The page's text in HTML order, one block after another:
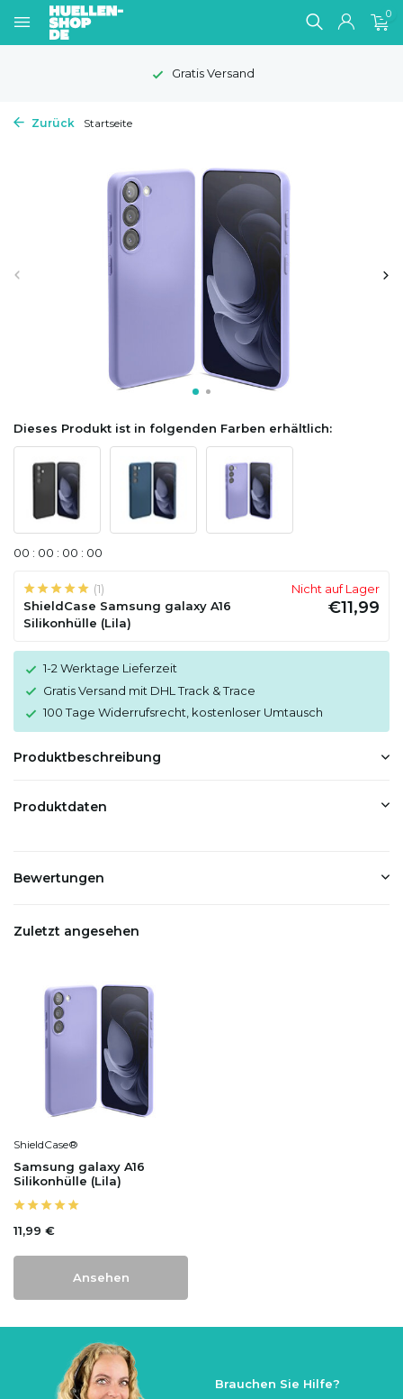
0
Gratis Versand
Zurück Startseite
Dieses Produkt ist in folgenden Farben erhältlich:
00 : 00 : 00 : 00
(1)
ShieldCase Samsung galaxy A16
Silikonhülle (Lila)
Nicht auf Lager
€11,99
1-2 Werktage Lieferzeit
Gratis Versand mit DHL Track & Trace
100 Tage Widerrufsrecht, kostenloser Umtausch
Produktbeschreibung
Produktdaten
Bewertungen
Zuletzt angesehen
ShieldCase®
Samsung galaxy A16
Silikonhülle (Lila)
11,99 €
Ansehen
Brauchen Sie Hilfe?